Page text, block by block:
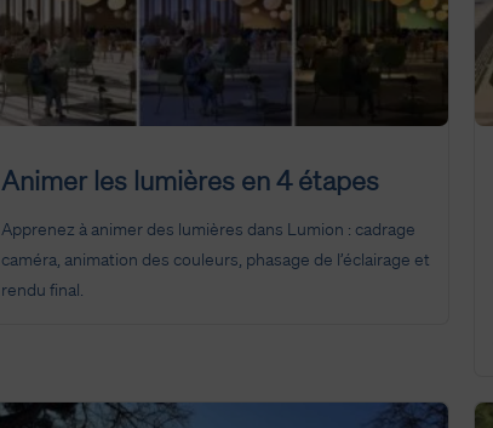
Animer les lumières en 4 étapes
Apprenez à animer des lumières dans Lumion : cadrage
caméra, animation des couleurs, phasage de l’éclairage et
rendu final.